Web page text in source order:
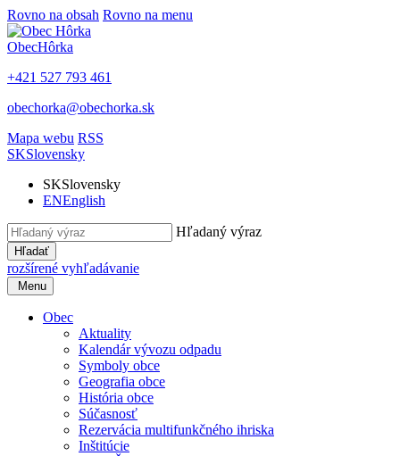
Rovno na obsah Rovno na menu
ObecHôrka
+421 527 793 461
obechorka@obechorka.sk
Mapa webu RSS
SKSlovensky
SKSlovensky
ENEnglish
Hľadaný výraz
Hľadať
rozšírené vyhľadávanie
Menu
Obec
Aktuality
Kalendár vývozu odpadu
Symboly obce
Geografia obce
História obce
Súčasnosť
Rezervácia multifunkčného ihriska
Inštitúcie